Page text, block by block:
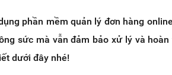
phần mềm quản lý đơn hàng
sức mà vẫn đảm bảo xử lý và hoàn
dưới đây nhé!